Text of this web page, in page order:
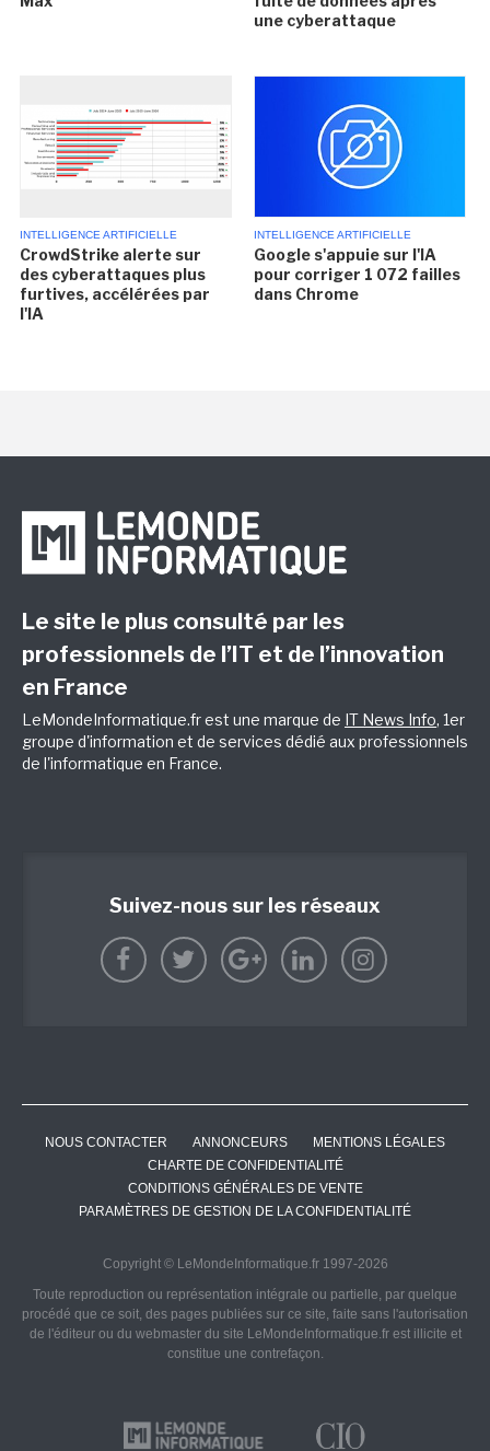
une cyberattaque
INTELLIGENCE ARTIFICIELLE
CrowdStrike alerte sur
des cyberattaques plus
furtives, accélérées par
l'IA
INTELLIGENCE ARTIFICIELLE
Google s'appuie sur l'IA
pour corriger 1 072 failles
dans Chrome
Le site le plus consulté par les
professionnels de l’IT et de l’innovation
en France
LeMondeInformatique.fr est une marque de IT News Info, 1er
groupe d'information et de services dédié aux professionnels
de l'informatique en France.
Suivez-nous sur les réseaux
NOUS CONTACTER ANNONCEURS
MENTIONS LÉGALES
CHARTE DE CONFIDENTIALITÉ
CONDITIONS GÉNÉRALES DE VENTE
PARAMÈTRES DE GESTION DE LA CONFIDENTIALITÉ
Copyright © LeMondeInformatique.fr 1997-2026
Toute reproduction ou représentation intégrale ou partielle, par quelque
procédé que ce soit, des pages publiées sur ce site, faite sans l'autorisation
de l'éditeur ou du webmaster du site LeMondeInformatique.fr est illicite et
constitue une contrefaçon.